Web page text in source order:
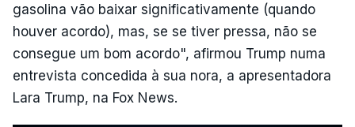
gasolina vão baixar significativamente (quando
houver acordo), mas, se se tiver pressa, não se
consegue um bom acordo", afirmou Trump numa
entrevista concedida à sua nora, a apresentadora
Lara Trump, na Fox News.